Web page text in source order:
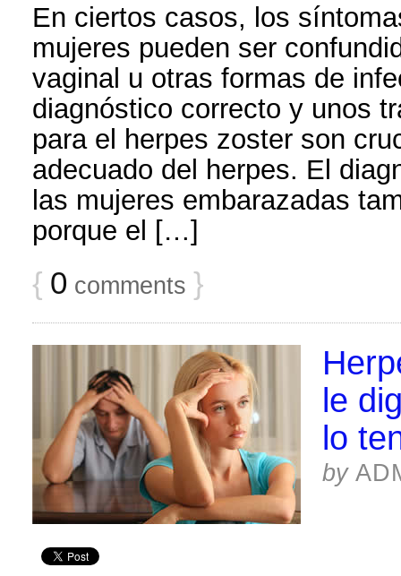
En ciertos casos, los
mujeres pueden ser
vaginal u otras formas de
diagnóstico correcto y unos
para el herpes zoster son
adecuado del herpes. El
las mujeres embarazadas
porque el […]
{ 0 comments }
le
lo
by